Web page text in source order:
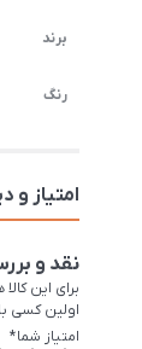
برند
رنگ
امتیاز و
نقد و
برای این
اولین کسی
امتیاز شما*